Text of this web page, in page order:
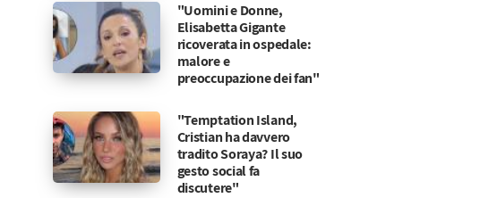
"Uomini e Donne,
Elisabetta Gigante
ricoverata in ospedale:
malore e
preoccupazione dei fan"
"Temptation Island,
Cristian ha davvero
tradito Soraya? Il suo
gesto social fa
discutere"